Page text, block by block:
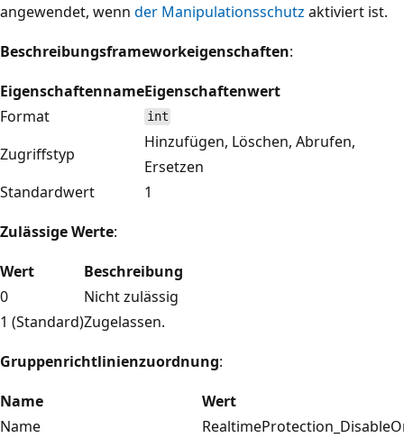
angewendet, wenn der Manipulationsschutz aktiviert ist.
Beschreibungsframeworkeigenschaften:
EigenschaftennameEigenschaftenwert
Format
int
Zugriffstyp
Hinzufügen, Löschen, Abrufen,
Ersetzen
Standardwert
1
Zulässige Werte:
Wert
Beschreibung
0
Nicht zulässig
1 (Standard)Zugelassen.
Gruppenrichtlinienzuordnung:
Name
Wert
Name